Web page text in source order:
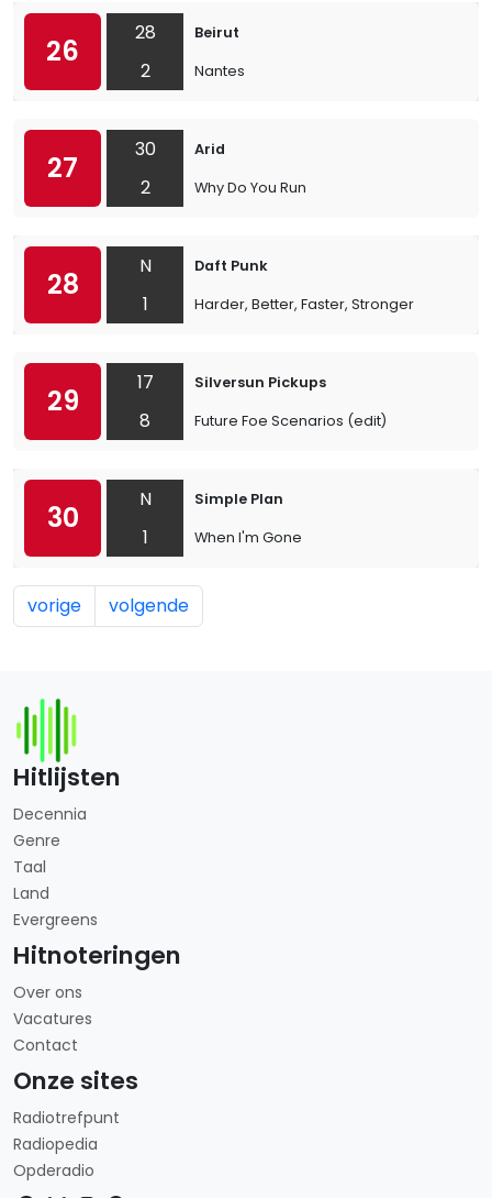
26
28
2
Beirut
Nantes
27
30
2
Arid
Why Do You Run
28
N
1
Daft Punk
Harder, Better, Faster, Stronger
29
17
8
Silversun Pickups
Future Foe Scenarios (edit)
30
N
1
Simple Plan
When I'm Gone
vorige volgende
Hitlijsten
Decennia
Genre
Taal
Land
Evergreens
Hitnoteringen
Over ons
Vacatures
Contact
Onze sites
Radiotrefpunt
Radiopedia
Opderadio